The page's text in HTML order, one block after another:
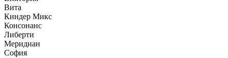
Вита
Киндер Микс
Консонанс
Либерти
Меридиан
София